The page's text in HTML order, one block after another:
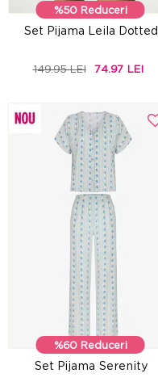
%50 Reduceri
Set Pijama Leila Dotted
149.95 LEI 74.97 LEI
%60 Reduceri
Set Pijama Serenity